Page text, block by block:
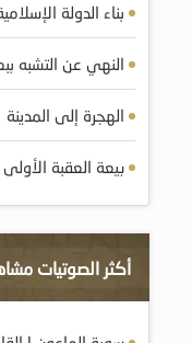
بناء الدولة
النهي عن التشبه
الهجرة إلى المدينة
بيعة العقبة الأولى
أكثر الصوتيات